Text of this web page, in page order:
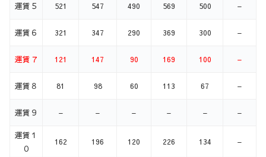
運賃５ 521 547 490 569 500 –
運賃６ 321 347 290 369 300 –
運賃７ 121 147 90 169 100 –
運賃８ 81 98 60 113 67 –
運賃９ – – – – – –
運賃１
０
162 196 120 226 134 –